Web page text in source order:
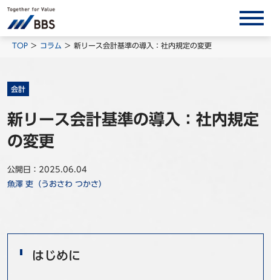
サービス/ソリューション
TOP コラム 新リース会計基準の導入：社内規定の変更
会計
新リース会計基準の導入：社内規定
の変更
公開日：2025.06.04
魚澤 吏（うおさわ つかさ）
はじめに